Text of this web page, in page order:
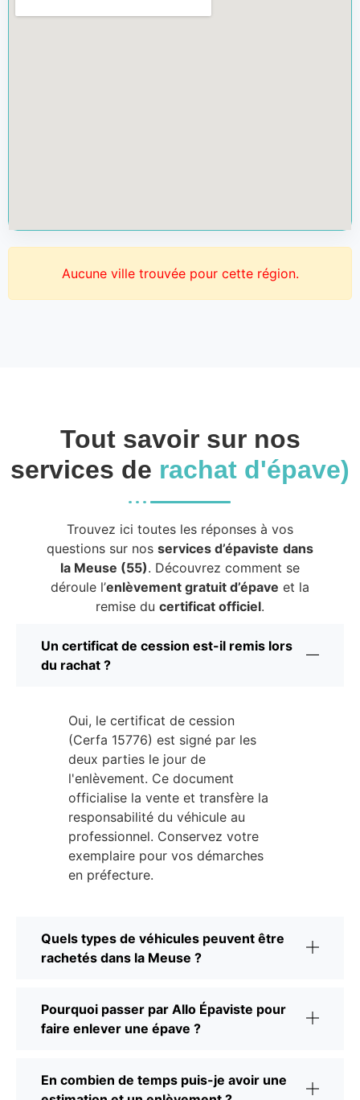
Aucune ville trouvée pour cette région.
Tout savoir sur nos
services de rachat d'épave)
Trouvez ici toutes les réponses à vos
questions sur nos services d’épaviste dans
la Meuse (55). Découvrez comment se
déroule l’enlèvement gratuit d’épave et la
remise du certificat officiel.
Un certificat de cession est-il remis lors
du rachat ?
Oui, le certificat de cession
(Cerfa 15776) est signé par les
deux parties le jour de
l'enlèvement. Ce document
officialise la vente et transfère la
responsabilité du véhicule au
professionnel. Conservez votre
exemplaire pour vos démarches
en préfecture.
Quels types de véhicules peuvent être
rachetés dans la Meuse ?
Pourquoi passer par Allo Épaviste pour
faire enlever une épave ?
En combien de temps puis-je avoir une